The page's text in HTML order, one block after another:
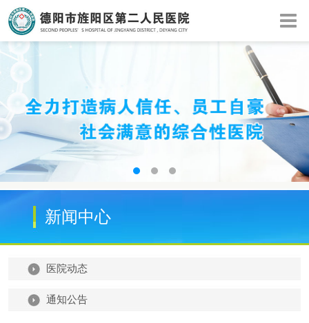
新闻中心
医院动态
通知公告